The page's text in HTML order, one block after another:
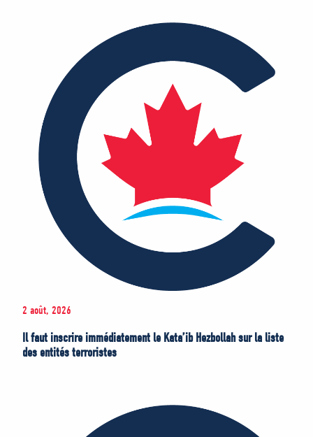
2 août, 2026
Il faut inscrire immédiatement le Kata’ib Hezbollah sur la liste
des entités terroristes